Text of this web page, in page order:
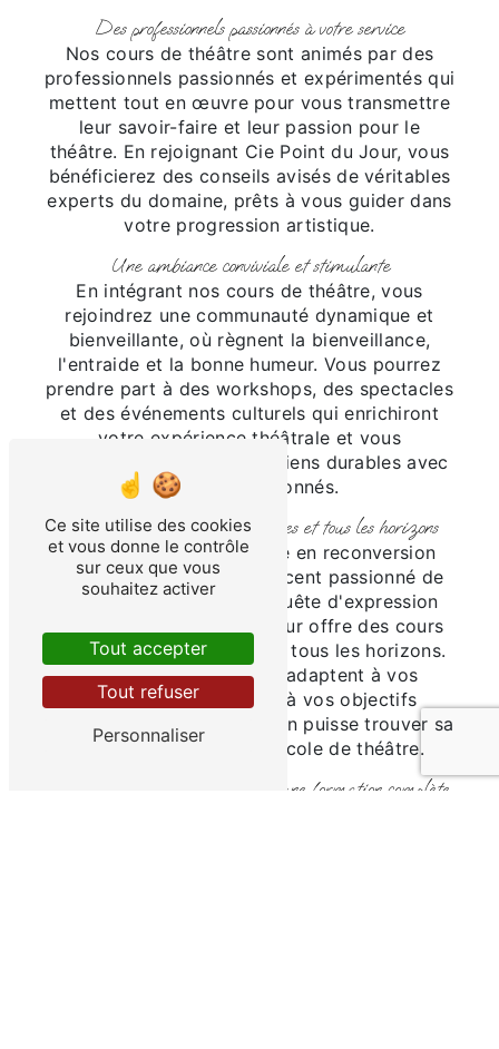
Des professionnels passionnés à votre service
Nos cours de théâtre sont animés par des
professionnels passionnés et expérimentés qui
mettent tout en œuvre pour vous transmettre
leur savoir-faire et leur passion pour le
théâtre. En rejoignant Cie Point du Jour, vous
bénéficierez des conseils avisés de véritables
experts du domaine, prêts à vous guider dans
votre progression artistique.
Une ambiance conviviale et stimulante
En intégrant nos cours de théâtre, vous
rejoindrez une communauté dynamique et
bienveillante, où règnent la bienveillance,
l'entraide et la bonne humeur. Vous pourrez
prendre part à des workshops, des spectacles
et des événements culturels qui enrichiront
votre expérience théâtrale et vous
permettront de tisser des liens durables avec
d'autres passionnés.
Des cours adaptés à tous les âges et tous les horizons
Que vous soyez un adulte en reconversion
professionnelle, un adolescent passionné de
théâtre ou un enfant en quête d'expression
artistique, Cie Point du Jour offre des cours
adaptés à tous les âges et tous les horizons.
Nos formules variées s'adaptent à vos
contraintes horaires et à vos objectifs
personnels, pour que chacun puisse trouver sa
place au sein de notre école de théâtre.
Des prestations de qualité pour une formation complète
Ce site utilise des cookies
et vous donne le contrôle
sur ceux que vous
souhaitez activer
Tout accepter
Tout refuser
Personnaliser